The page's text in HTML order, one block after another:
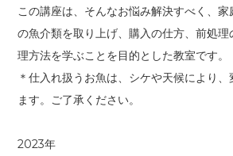
この講座は、そんなお悩み解決すべく、
の魚介類を取り上げ、購入の仕方、前処
理方法を学ぶことを目的とした教室です。
＊仕入れ扱うお魚は、シケや天候により、
ます。ご了承ください。
2023年